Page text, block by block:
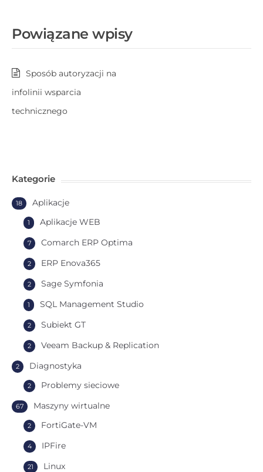
Powiązane wpisy
Sposób autoryzacji na
infolinii wsparcia
technicznego
Kategorie
Aplikacje
18
Aplikacje WEB
1
Comarch ERP Optima
7
ERP Enova365
2
Sage Symfonia
2
SQL Management Studio
1
Subiekt GT
2
Veeam Backup & Replication
2
Diagnostyka
2
Problemy sieciowe
2
Maszyny wirtualne
67
FortiGate-VM
2
IPFire
4
Linux
21